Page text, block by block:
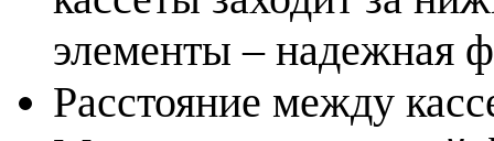
элементы – надежная
Расстояние между